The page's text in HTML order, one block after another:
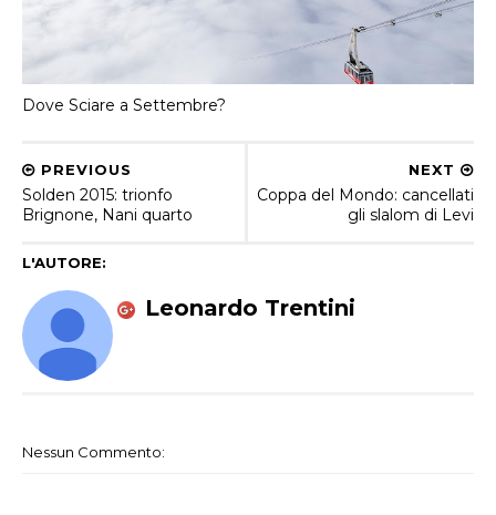
Dove Sciare a Settembre?
NEXT
Coppa del Mondo: cancellati
gli slalom di Levi
PREVIOUS
Solden 2015: trionfo
Brignone, Nani quarto
L'AUTORE:
Leonardo Trentini
Nessun Commento: